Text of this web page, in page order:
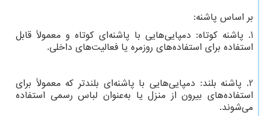
بر اساس پاشنه:
1. پاشنه کوتاه: دمپایی‌هایی با پاشنه‌ای کوتاه و معمولاً قابل
استفاده برای استفاده‌های روزمره یا فعالیت‌های داخلی.
2. پاشنه بلند: دمپایی‌هایی با پاشنه‌ای بلندتر که معمولاً برای
استفاده‌های بیرون از منزل یا به‌عنوان لباس رسمی استفاده
می‌شوند.